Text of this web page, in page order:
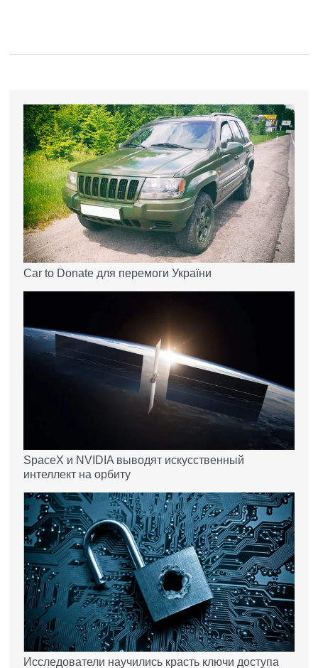
Car to Donate для перемоги України
SpaceX и NVIDIA выводят искусственный
интеллект на орбиту
Исследователи научились красть ключи доступа